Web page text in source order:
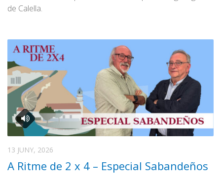
Directes
de Calella.
13 JUNY, 2026
A Ritme de 2 x 4 – Especial Sabandeños